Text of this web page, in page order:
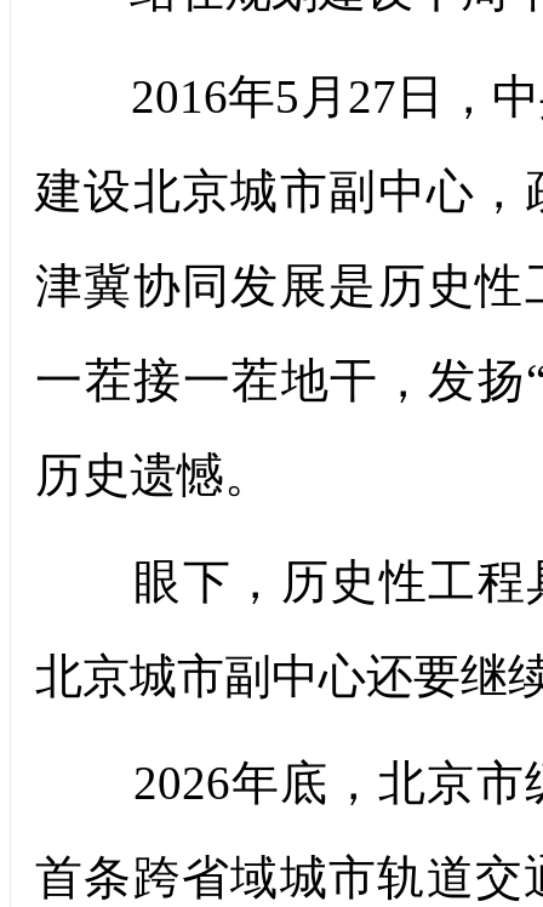
2016年5月27日，中
建设北京城市副中心
津冀协同发展是历史
一茬接一茬地干，发
历史遗憾。
眼下，历史性工程
北京城市副中心还要继
2026年底，北京市
首条跨省域城市轨道交